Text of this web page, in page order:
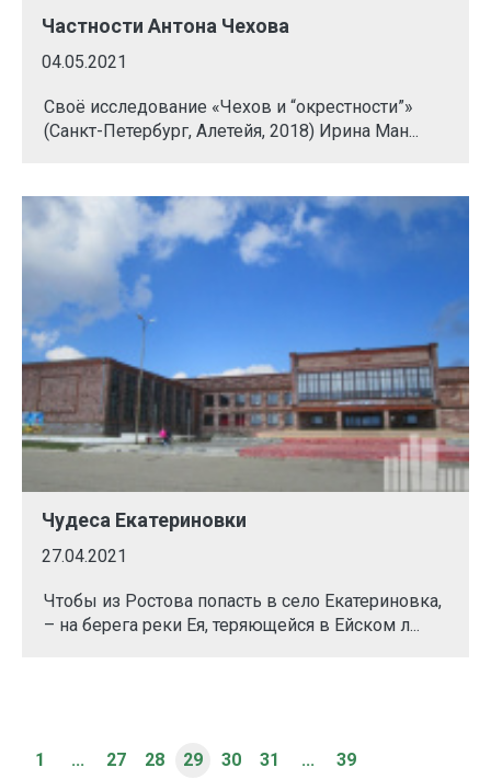
Частности Антона Чехова
04.05.2021
Своё исследование «Чехов и “окрестности”»
(Санкт-Петербург, Алетейя, 2018) Ирина Ман...
Чудеса Екатериновки
27.04.2021
Чтобы из Ростова попасть в село Екатериновка,
– на берега реки Ея, теряющейся в Ейском л...
1 ... 27 28 29 30 31 ... 39